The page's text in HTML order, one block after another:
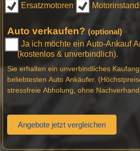
Ersatzmotoren
Auto verkaufen? (optional)
Ja ich möchte ein Auto-Ankauf
(kostenlos & unverbindlich).
Sie erhalten ein unverbindliches
beliebtesten Auto Ankäufer.
stressfreie Abholung, ohne
Angebote jetzt vergleichen